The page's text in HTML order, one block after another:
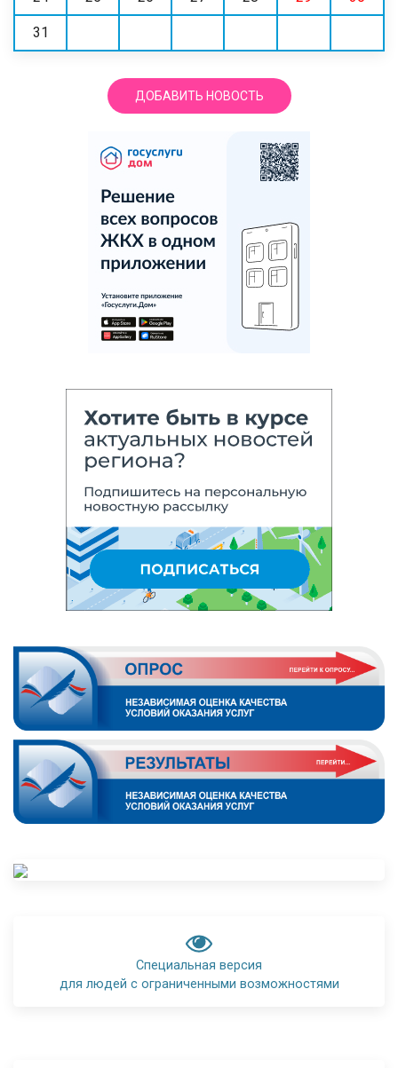
31
ДОБАВИТЬ НОВОСТЬ
Специальная версия
для людей с ограниченными возможностями